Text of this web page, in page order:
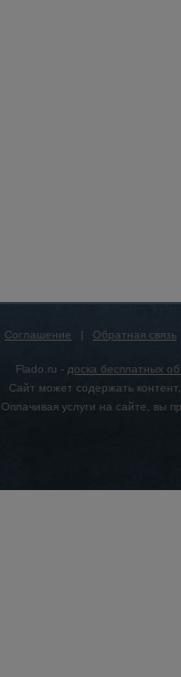
Соглашение | Обратная связь
Flado.ru - доска бесплатных
Сайт может содержать
Оплачивая услуги на сайте, вы